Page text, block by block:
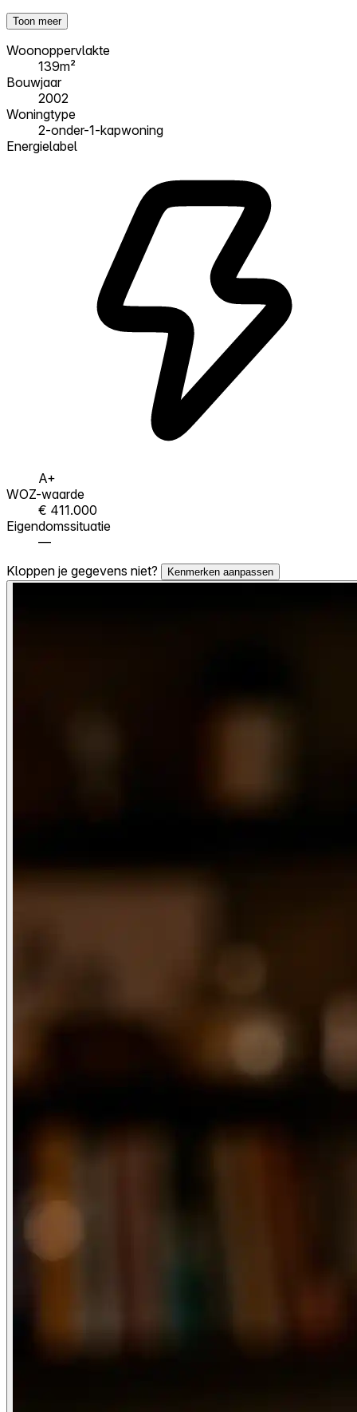
Toon meer
Woonoppervlakte
139m²
Bouwjaar
2002
Woningtype
2-onder-1-kapwoning
Energielabel
A+
WOZ-waarde
€ 411.000
Eigendomssituatie
—
Kloppen je gegevens niet?
Kenmerken aanpassen